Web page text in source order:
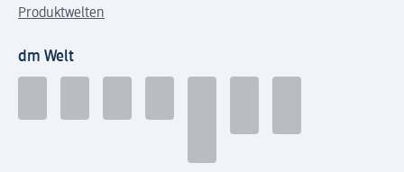
Produktwelten
dm Welt